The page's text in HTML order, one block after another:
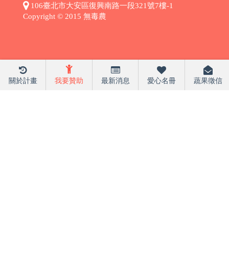
關於計畫 我要贊助 最新消息 愛心名冊 蔬果徵信
106臺北市大安區復興南路一段321號7樓-1
Copyright © 2015 無毒農